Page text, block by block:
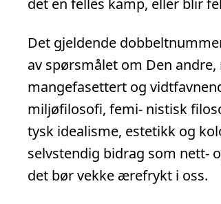
det en felles kamp, eller blir
Det gjeldende
av spørsmålet om Den
mangefasettert og
miljøfilosofi, femi- nistisk
tysk idealisme, estetikk og
selvstendig bidrag som nett-
det bør vekke ærefrykt i oss.